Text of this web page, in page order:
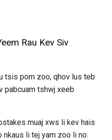
Rau Kev Siv
tsis pom zoo, qhov lus teb
pabcuam tshwj xeeb
muaj xws li kev hais
nkaus li tej yam zoo li no: